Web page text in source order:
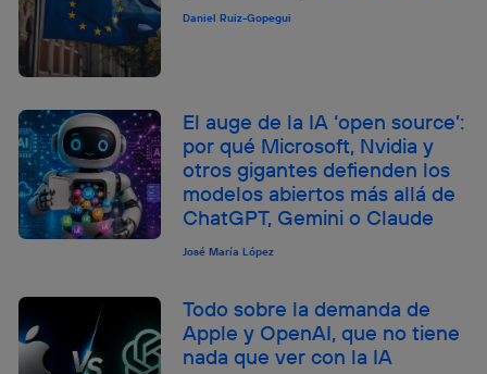
Daniel Ruiz-Gopegui
El auge de la IA ‘open source’:
por qué Microsoft, Nvidia y
otros gigantes defienden los
modelos abiertos más allá de
ChatGPT, Gemini o Claude
José María López
Todo sobre la demanda de
Apple y OpenAI, que no tiene
nada que ver con la IA